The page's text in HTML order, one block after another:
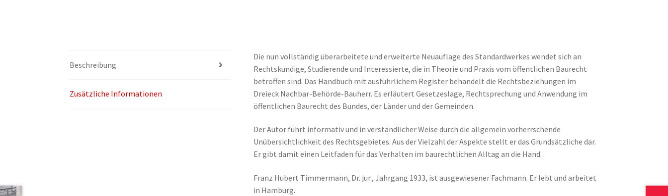
Beschreibung
Zusätzliche Informationen
Die nun vollständig überarbeitete und erweiterte Neuauflage des Standardwerkes wendet sich an
Rechtskundige, Studierende und Interessierte, die in Theorie und Praxis vom öffentlichen Baurecht
betroffen sind. Das Handbuch mit ausführlichem Register behandelt die Rechtsbeziehungen im
Dreieck Nachbar-Behörde-Bauherr. Es erläutert Gesetzeslage, Rechtsprechung und Anwendung im
öffentlichen Baurecht des Bundes, der Länder und der Gemeinden.
Der Autor führt informativ und in verständlicher Weise durch die allgemein vorherrschende
Unübersichtlichkeit des Rechtsgebietes. Aus der Vielzahl der Aspekte stellt er das Grundsätzliche dar.
Er gibt damit einen Leitfaden für das Verhalten im baurechtlichen Alltag an die Hand.
Franz Hubert Timmermann, Dr. jur., Jahrgang 1933, ist ausgewiesener Fachmann. Er lebt und arbeitet
in Hamburg.